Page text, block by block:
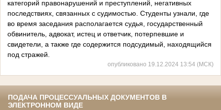
категорий правонарушений и преступлений, негативных
последствиях, связанных с судимостью. Студенты узнали, где
во время заседания располагается судья, государственный
обвинитель, адвокат, истец и ответчик, потерпевшие и
свидетели, а также где содержится подсудимый, находящийся
под стражей.
опубликовано 19.12.2024 13:54 (МСК)
ПОДАЧА ПРОЦЕССУАЛЬНЫХ ДОКУМЕНТОВ В
ЭЛЕКТРОННОМ ВИДЕ